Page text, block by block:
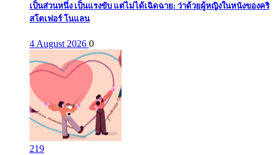
เป็นส่วนหนึ่ง เป็นแรงขับ แต่ไม่ได้เฉิดฉาย: ว่าด้วยผู้หญิงในหนังของคริ
สโตเฟอร์ โนแลน
4 August 2026 0
219